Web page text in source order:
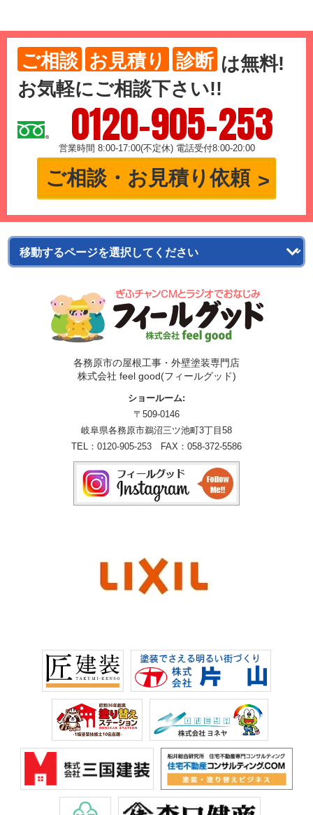
ご相談 お見積り 診断 は無料!
お気軽にご相談下さい!!
0120-905-253
営業時間 8:00-17:00(不定休) 電話受付8:00-20:00
ご相談・お見積り依頼
各務原市の屋根工事・外壁塗装専門店
株式会社 feel good(フィールグッド)
ショールーム:
〒509-0146
岐阜県各務原市鵜沼三ツ池町3丁目58
TEL： 0120-905-253 FAX：058-372-5586